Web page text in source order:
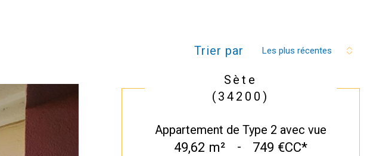
Trier par Les plus récentes
Sète
(34200)
Appartement de Type 2 avec vue
49,62 m² - 749 €CC*